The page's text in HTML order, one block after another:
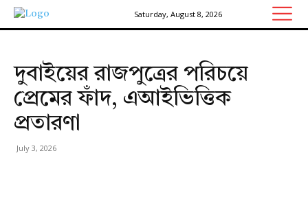
Saturday, August 8, 2026
দুবাইয়ের রাজপুত্রের পরিচয়ে
প্রেমের ফাঁদ, এআইভিত্তিক
প্রতারণা
July 3, 2026